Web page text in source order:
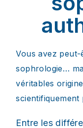
Vous avez
sophrologie…
véritables
scientifiquement
Entre les